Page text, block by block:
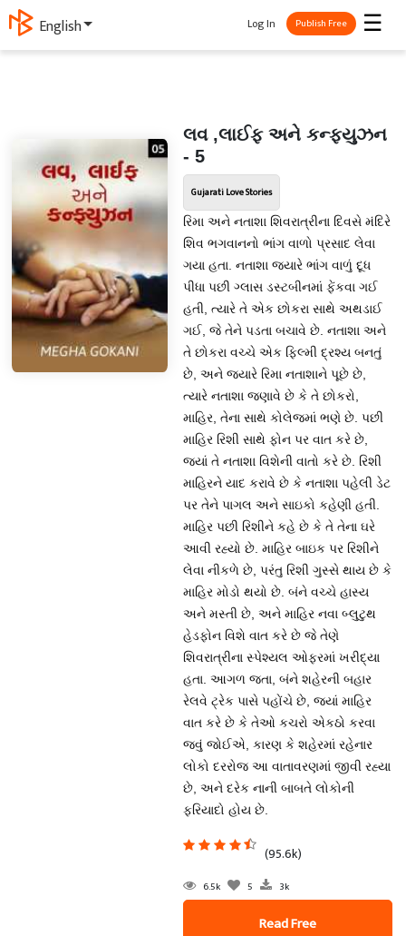
ગુજરાતી ☰
Log In Publish Free
લવ ,લાઈફ અને કન્ફ્યુઝન
- 5
Gujarati Love Stories
રિમા અને નતાશા શિવરાત્રીના દિવસે મંદિરે
શિવ ભગવાનનો ભાંગ વાળો પ્રસાદ લેવા
ગયા હતા. નતાશા જ્યારે ભાંગ વાળું દૂધ
પીધા પછી ગ્લાસ ડસ્ટબીનમાં ફેંકવા ગઈ
હતી, ત્યારે તે એક છોકરા સાથે અથડાઈ
ગઈ, જે તેને પડતા બચાવે છે. નતાશા અને
તે છોકરા વચ્ચે એક ફિલ્મી દ્રશ્ય બનતું
છે, અને જ્યારે રિમા નતાશાને પૂછે છે,
ત્યારે નતાશા જણાવે છે કે તે છોકરો,
માહિર, તેના સાથે કોલેજમાં ભણે છે. પછી
માહિર રિશી સાથે ફોન પર વાત કરે છે,
જ્યાં તે નતાશા વિશેની વાતો કરે છે. રિશી
માહિરને યાદ કરાવે છે કે નતાશા પહેલી ડેટ
પર તેને પાગલ અને સાઇકો કહેણી હતી.
માહિર પછી રિશીને કહે છે કે તે તેના ઘરે
આવી રહ્યો છે. માહિર બાઇક પર રિશીને
લેવા નીકળે છે, પરંતુ રિશી ગુસ્સે થાય છે કે
માહિર મોડો થયો છે. બંને વચ્ચે હાસ્ય
અને મસ્તી છે, અને માહિર નવા બ્લુટુથ
હેડફોન વિશે વાત કરે છે જે તેણે
શિવરાત્રીના સ્પેશ્યલ ઓફરમાં ખરીદ્યા
હતા. આગળ જતા, બંને શહેરની બહાર
રેલવે ટ્રેક પાસે પહોંચે છે, જ્યાં માહિર
વાત કરે છે કે તેઓ કચરો એકઠો કરવા
જવું જોઈએ, કારણ કે શહેરમાં રહેનાર
લોકો દરરોજ આ વાતાવરણમાં જીવી રહ્યા
છે, અને દરેક નાની બાબતે લોકોની
ફરિયાદો હોય છે.
(95.6k)
6.5k 5 3k
Read Free